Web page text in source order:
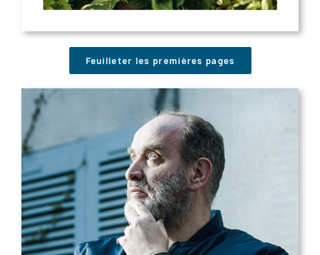
Feuilleter les premières pages